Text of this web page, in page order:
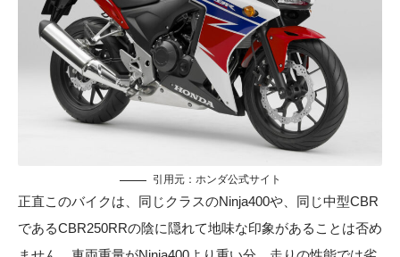
引用元： ホンダ公式サイト
正直このバイクは、同じクラスのNinja400や、同じ中型CBR
であるCBR250RRの陰に隠れて地味な印象があることは否め